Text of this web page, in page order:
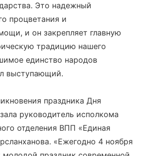
Это надежный
процветания и
и он закрепляет главную
традицию нашего
единство народов
выступающий.
праздника Дня
руководитель исполкома
отделения ВПП «Единая
«Ежегодно 4 ноября